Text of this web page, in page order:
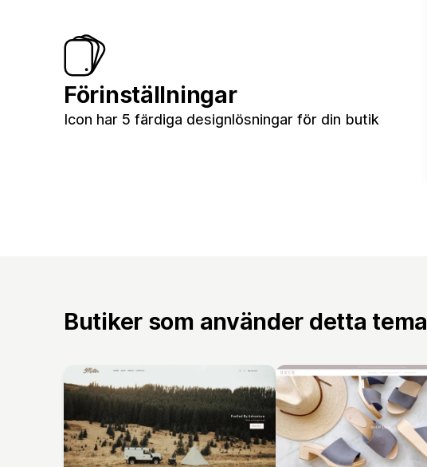
Förinställningar
Icon har 5 färdiga designlösningar för din butik
Butiker som använder detta tema